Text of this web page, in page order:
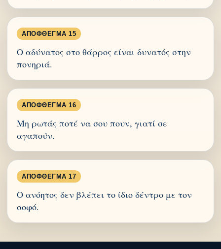
ΑΠΌΦΘΕΓΜΑ 15
Ο αδύνατος στο θάρρος είναι δυνατός στην
πονηριά.
ΑΠΌΦΘΕΓΜΑ 16
Μη ρωτάς ποτέ να σου πουν, γιατί σε
αγαπούν.
ΑΠΌΦΘΕΓΜΑ 17
Ο ανόητος δεν βλέπει το ίδιο δέντρο με τον
σοφό.